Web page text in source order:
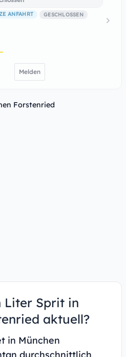
ANFAHRT GESCHLOSSEN
Melden
Forstenried
Liter Sprit in
aktuell?
in München